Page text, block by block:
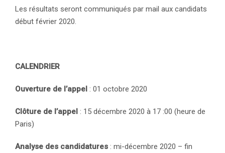
Les résultats seront communiqués par mail aux candidats
début février 2020.
CALENDRIER
Ouverture de l’appel : 01 octobre 2020
Clôture de l’appel : 15 décembre 2020 à 17 :00 (heure de
Paris)
Analyse des candidatures : mi-décembre 2020 – fin